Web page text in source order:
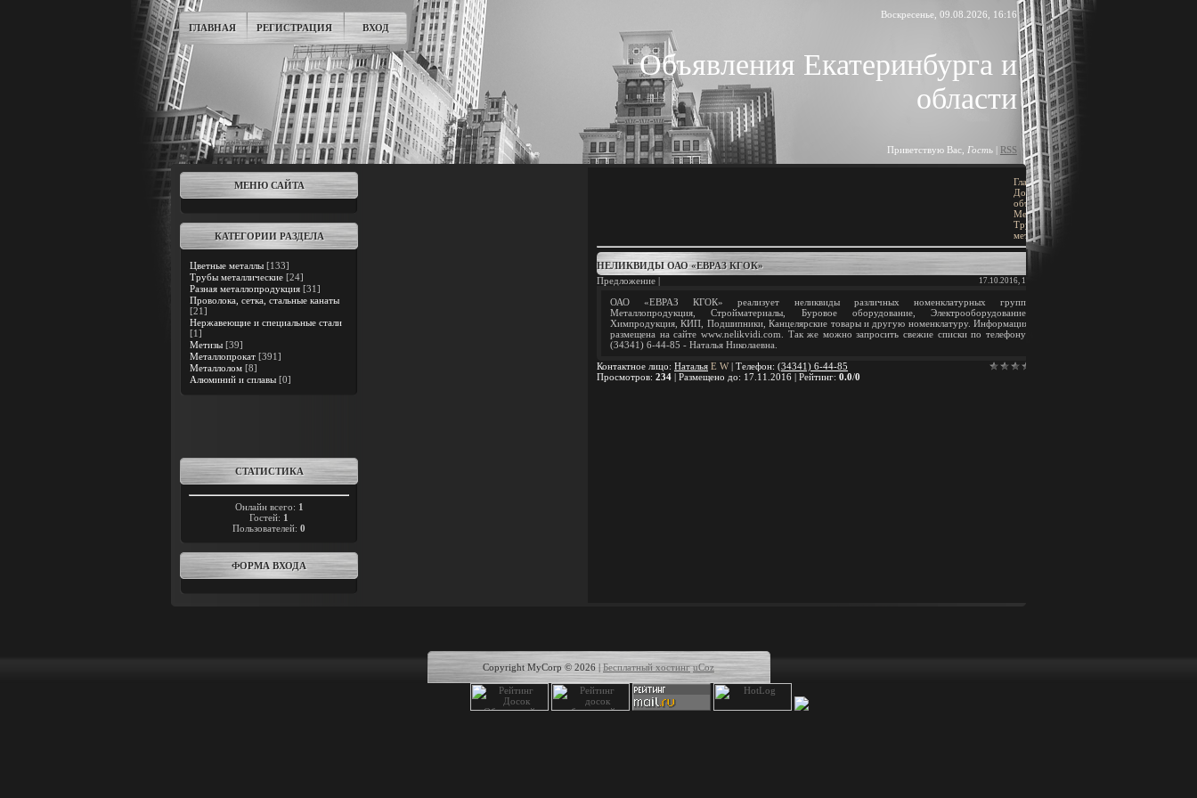
ГЛАВНАЯ РЕГИСТРАЦИЯ ВХОД
Воскресенье, 09.08.2026, 16:16
Объявления Екатеринбурга и
области
Приветствую Вас Гость | RSS
МЕНЮ САЙТА
КАТЕГОРИИ РАЗДЕЛА
Цветные металлы [133]
Трубы металлические [24]
Разная металлопродукция [31]
Проволока, сетка, стальные канаты
[21]
Нержавеющие и специальные стали
[1]
Метизы [39]
Металлопрокат [391]
Металлолом [8]
Алюминий и сплавы [0]
СТАТИСТИКА
Онлайн всего: 1
Гостей: 1
Пользователей: 0
ФОРМА ВХОДА
Главная»
Доска
объявлений
Металлы
Трубы
металлические
НЕЛИКВИДЫ ОАО «ЕВРАЗ КГОК»
Предложение |
17.10.2016, 14:04
ОАО «ЕВРАЗ КГОК» реализует неликвиды различных номенклатурных групп:
Металлопродукция, Стройматериалы, Буровое оборудование, Электрооборудование,
Химпродукция, КИП, Подшипники, Канцелярские товары и другую номенклатуру. Информация
размещена на сайте www.nelikvidi.com. Так же можно запросить свежие списки по телефону:
(34341) 6-44-85 - Наталья Николаевна.
Контактное лицо: Наталья E W| Телефон: (34341) 6-44-85
Просмотров: 234 | Размещено до: 17.11.2016 | Рейтинг: 0.0/0
Copyright MyCorp © 2026 | Бесплатный хостинг uCoz